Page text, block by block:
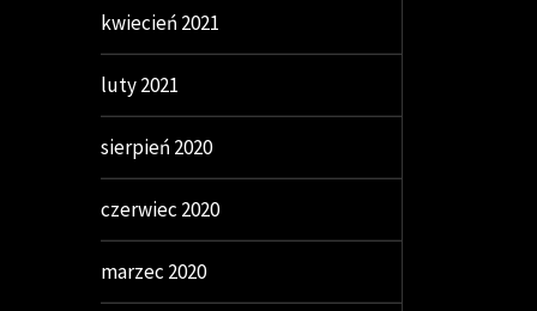
kwiecień 2021
luty 2021
sierpień 2020
czerwiec 2020
marzec 2020